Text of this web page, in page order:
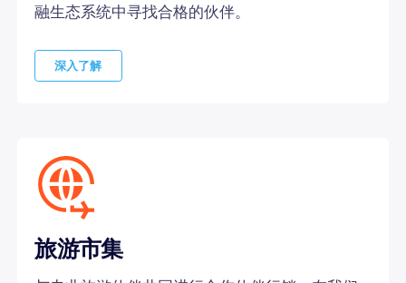
融生态系统中寻找合格的伙伴。
深入了解
旅游市集